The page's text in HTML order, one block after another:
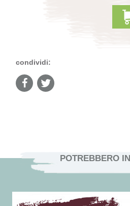
condividi:
POTREBBERO